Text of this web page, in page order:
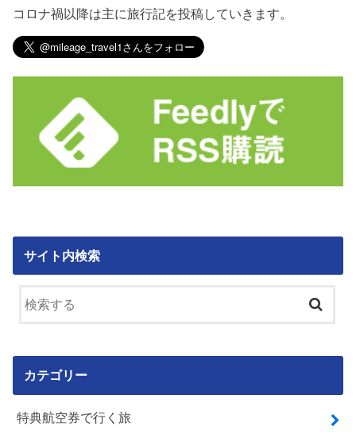
コロナ禍以降は主に旅行記を投稿していきます。
サイト内検索
カテゴリー
特典航空券で行く旅